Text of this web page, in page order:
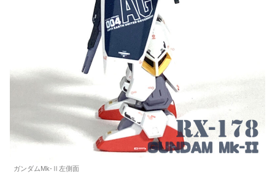
ガンダムMk-Ⅱ左側面